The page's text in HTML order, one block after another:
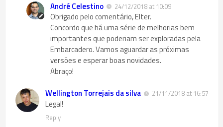
André Celestino
24/12/2018 at 10:09
Obrigado pelo comentário, Elter.
Concordo que há uma série de melhorias bem
importantes que poderiam ser exploradas pela
Embarcadero. Vamos aguardar as próximas
versões e esperar boas novidades.
Abraço!
Wellington Torrejais da silva
21/11/2018 at 16:57
Legal!
Reply